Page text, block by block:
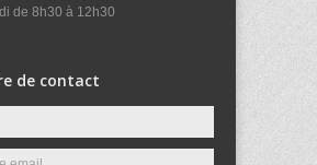
de 8h30 à 12h30
de contact